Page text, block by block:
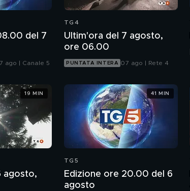
del 7
ago | Canale 5
TG4
Ultim'ora del 7 agosto,
ore 06.00
PUNTATA INTERA 07 ago | Rete 4
agosto,
19 MIN
TG5
Edizione ore 20.00 del 6
agosto
41 MIN